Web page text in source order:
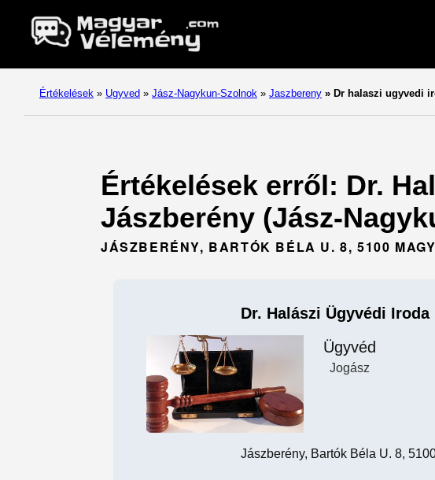
Értékelések » Ugyved » Jász-Nagykun-Szolnok » Jaszbereny » Dr halaszi ugyvedi
Értékelések erről: Dr.
Jászberény (Jász-
JÁSZBERÉNY, BARTÓK BÉLA U. 8, 5100
Dr. Halászi Ügyvédi Iroda
Ügyvéd
Jogász
Jászberény, Bartók Béla U. 8,